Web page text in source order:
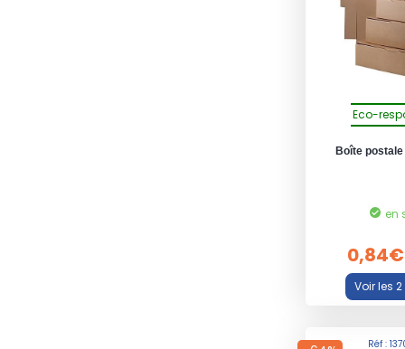
Eco-
Boîte
en
0,84€
Réf :